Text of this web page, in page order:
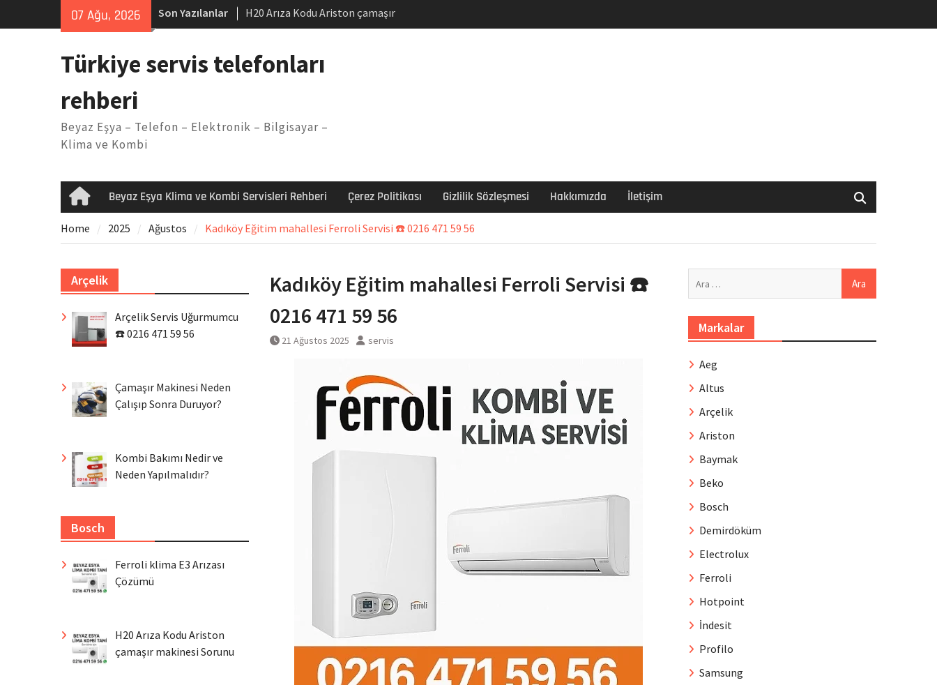
07 Ağu, 2026 Son Yazılanlar
H20 Arıza Kodu Ariston çamaşır
makinesi Sorunu
Arçelik buzdolabı F5 Hatası Çözüm
Ferroli klima E3 Arızası Çözümü
Türkiye servis telefonları
rehberi
Beyaz Eşya – Telefon – Elektronik – Bilgisayar –
Klima ve Kombi
HomeBeyaz Eşya Klima ve Kombi Servisleri Rehberi Çerez Politikası Gizlilik Sözleşmesi Hakkımızda İletişim
Home 2025 Ağustos Kadıköy Eğitim mahallesi Ferroli Servisi ☎️ 0216 471 59 56
Kadıköy Eğitim mahallesi Ferroli Servisi ☎️
0216 471 59 56
21 Ağustos 2025 servis
Markalar
Aeg
Altus
Arçelik
Ariston
Baymak
Beko
Bosch
Demirdöküm
Electrolux
Ferroli
Hotpoint
İndesit
Profilo
Samsung
Arçelik
Arçelik Servis Uğurmumcu
☎️ 0216 471 59 56
Çamaşır Makinesi Neden
Çalışıp Sonra Duruyor?
Kombi Bakımı Nedir ve
Neden Yapılmalıdır?
Bosch
Ferroli klima E3 Arızası
Çözümü
H20 Arıza Kodu Ariston
çamaşır makinesi Sorunu